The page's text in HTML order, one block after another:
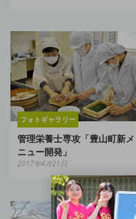
フォトギャラリー
管理栄養士専攻「豊山町新メ
ニュー開発」
2017年4月21日